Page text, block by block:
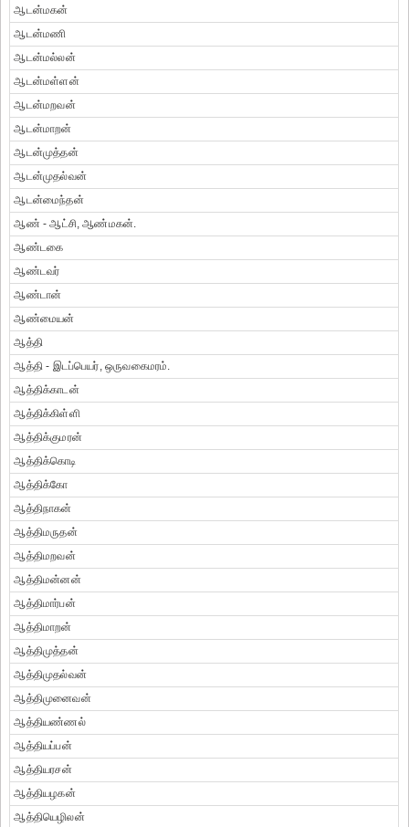
ஆடன்மகன்
ஆடன்மணி
ஆடன்மல்லன்
ஆடன்மள்ளன்
ஆடன்மறவன்
ஆடன்மாறன்
ஆடன்முத்தன்
ஆடன்முதல்வன்
ஆடன்மைந்தன்
ஆண் - ஆட்சி, ஆண்மகன்.
ஆண்டகை
ஆண்டவர்
ஆண்டான்
ஆண்மையன்
ஆத்தி
ஆத்தி - இடப்பெயர், ஒருவகைமரம்.
ஆத்திக்காடன்
ஆத்திக்கிள்ளி
ஆத்திக்குமரன்
ஆத்திக்கொடி
ஆத்திக்கோ
ஆத்திநாகன்
ஆத்திமருதன்
ஆத்திமறவன்
ஆத்திமன்னன்
ஆத்திமார்பன்
ஆத்திமாறன்
ஆத்திமுத்தன்
ஆத்திமுதல்வன்
ஆத்திமுனைவன்
ஆத்தியண்ணல்
ஆத்தியப்பன்
ஆத்தியரசன்
ஆத்தியழகன்
ஆத்தியெழிலன்